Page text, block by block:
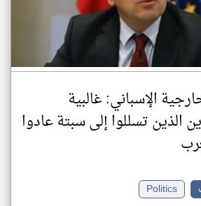
الإسباني: غالبية
الذين تسللوا إلى سبتة عادوا
Politics